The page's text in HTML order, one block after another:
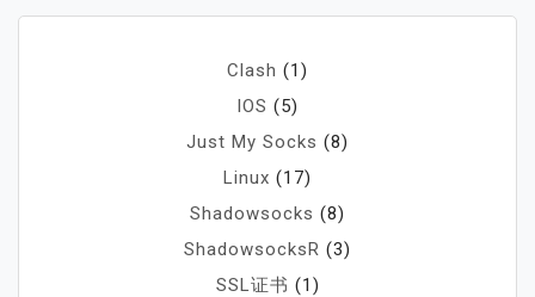
Clash (1)
IOS (5)
Just My Socks (8)
Linux (17)
Shadowsocks (8)
ShadowsocksR (3)
SSL证书 (1)